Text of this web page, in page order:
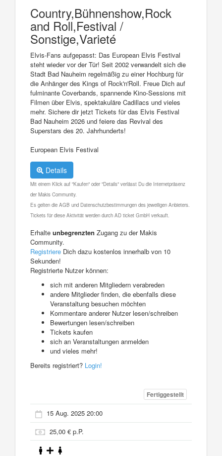
Country,Bühnenshow,Rock
and Roll,Festival /
Sonstige,Varieté
Elvis-Fans aufgepasst: Das European Elvis Festival
steht wieder vor der Tür! Seit 2002 verwandelt sich die
Stadt Bad Nauheim regelmäßig zu einer Hochburg für
die Anhänger des Kings of Rock'n'Roll. Freue Dich auf
fulminante Coverbands, spannende Kino-Sessions mit
Filmen über Elvis, spektakuläre Cadillacs und vieles
mehr. Sichere dir jetzt Tickets für das Elvis Festival
Bad Nauheim 2026 und feiere das Revival des
Superstars des 20. Jahrhunderts!
European Elvis Festival
Details
Mit einem Klick auf "Kaufen" oder "Details" verlässt Du die Internetpräsenz
der Makis Community.
Es gelten die AGB und Datenschutzbestimmungen des jeweiligen Anbieters.
Tickets für diese Aktivität werden durch AD ticket GmbH verkauft.
Erhalte unbegrenzten Zugang zu der Makis
Community.
Registriere Dich dazu kostenlos innerhalb von 10
Sekunden!
Registrierte Nutzer können:
sich mit anderen Mitgliedern verabreden
andere Mitglieder finden, die ebenfalls diese
Veranstaltung besuchen möchten
Kommentare anderer Nutzer lesen/schreiben
Bewertungen lesen/schreiben
Tickets kaufen
sich an Veranstaltungen anmelden
und vieles mehr!
Bereits registriert? Login!
Fertiggestellt
15 Aug. 2025 20:00
25,00 € p.P.